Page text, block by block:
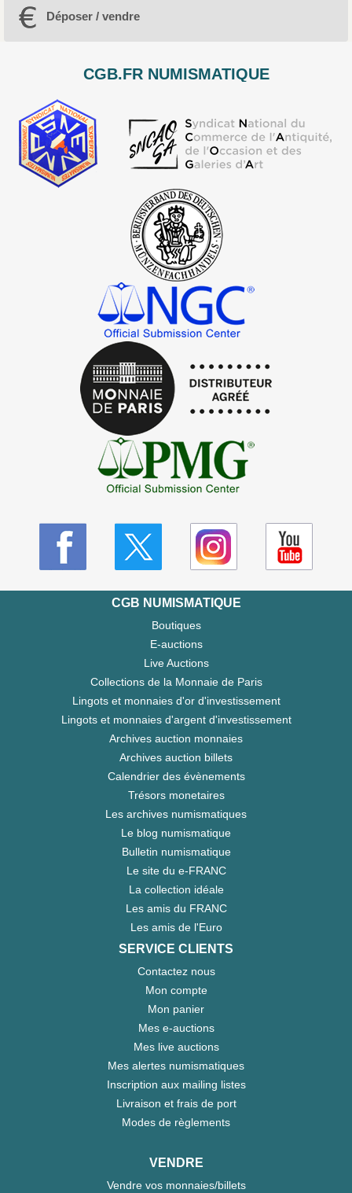
Déposer / vendre
CGB.FR NUMISMATIQUE
CGB NUMISMATIQUE
Boutiques
E-auctions
Live Auctions
Collections de la Monnaie de Paris
Lingots et monnaies d'or d'investissement
Lingots et monnaies d'argent d'investissement
Archives auction monnaies
Archives auction billets
Calendrier des évènements
Trésors monetaires
Les archives numismatiques
Le blog numismatique
Bulletin numismatique
Le site du e-FRANC
La collection idéale
Les amis du FRANC
Les amis de l'Euro
SERVICE CLIENTS
Contactez nous
Mon compte
Mon panier
Mes e-auctions
Mes live auctions
Mes alertes numismatiques
Inscription aux mailing listes
Livraison et frais de port
Modes de règlements
VENDRE
Vendre vos monnaies/billets